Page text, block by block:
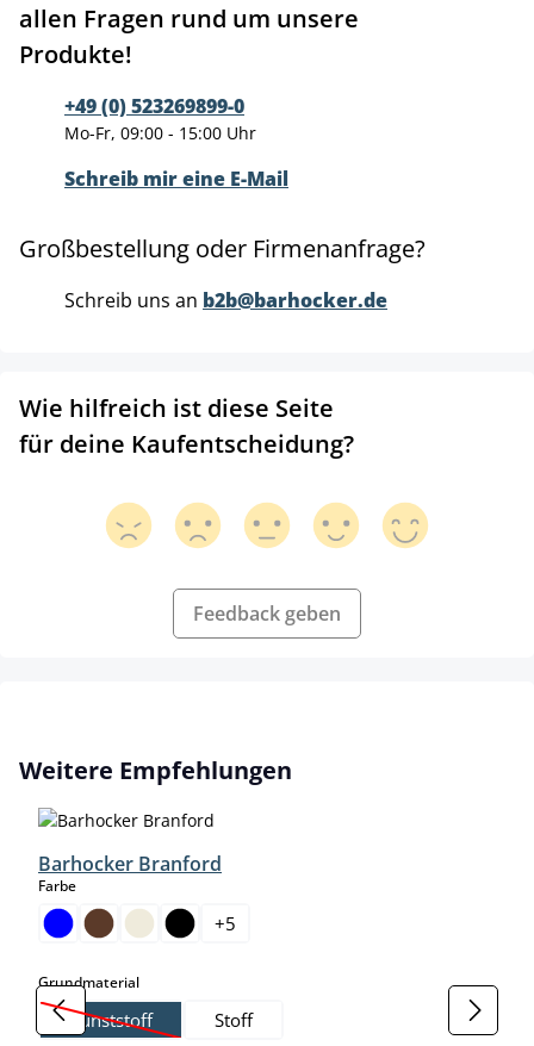
allen Fragen rund um unsere
Produkte!
+49 (0) 523269899-0
Mo-Fr, 09:00 - 15:00 Uhr
Schreib mir eine E-Mail
Großbestellung oder Firmenanfrage?
Schreib uns an b2b@barhocker.de
Wie hilfreich ist diese Seite
für deine Kaufentscheidung?
Feedback geben
Produktgalerie überspringen
Weitere Empfehlungen
Barhocker Branford
Farbeauswählen
+5
Grundmaterialauswählen
Kunststoff
(Diese Option ist zurzeit nicht verfügbar.)
Stoff